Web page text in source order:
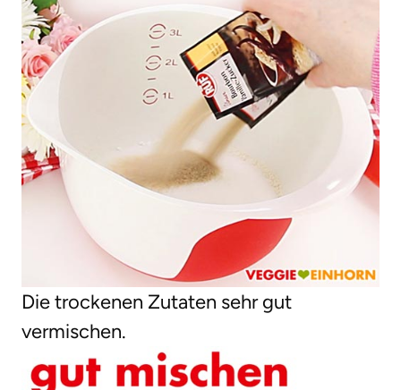
Die trockenen Zutaten sehr gut
vermischen.